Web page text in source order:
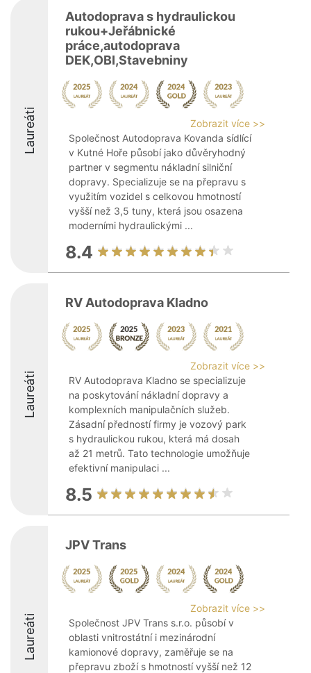
Laureáti
Autodoprava s hydraulickou
rukou+Jeřábnické
práce,autodoprava
DEK,OBI,Stavebniny
Zobrazit více >>
Společnost Autodoprava Kovanda sídlící
v Kutné Hoře působí jako důvěryhodný
partner v segmentu nákladní silniční
dopravy. Specializuje se na přepravu s
využitím vozidel s celkovou hmotností
vyšší než 3,5 tuny, která jsou osazena
moderními hydraulickými ...
8.4
Laureáti
RV Autodoprava Kladno
Zobrazit více >>
RV Autodoprava Kladno se specializuje
na poskytování nákladní dopravy a
komplexních manipulačních služeb.
Zásadní předností firmy je vozový park
s hydraulickou rukou, která má dosah
až 21 metrů. Tato technologie umožňuje
efektivní manipulaci ...
8.5
Laureáti
JPV Trans
Zobrazit více >>
Společnost JPV Trans s.r.o. působí v
oblasti vnitrostátní i mezinárodní
kamionové dopravy, zaměřuje se na
přepravu zboží s hmotností vyšší než 12